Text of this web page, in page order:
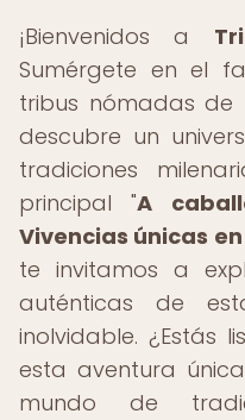
¡Bienvenidos a
Sumérgete en el
tribus nómadas de
descubre un
tradiciones
principal "A
Vivencias únicas
te invitamos a
auténticas de
inolvidable. ¿Estás
esta aventura
mundo de